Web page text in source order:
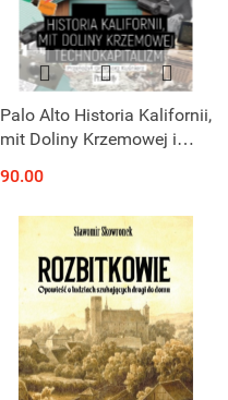
Palo Alto Historia Kalifornii,
mit Doliny Krzemowej i
90.00